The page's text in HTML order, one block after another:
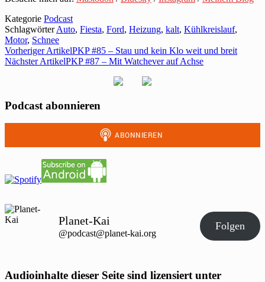
Kategorie Podcast
SchlagwörterAuto, Fiesta, Ford, Heizung, kalt, Kühlkreislauf,
Motor, Schnee
Vorheriger ArtikelPKP #85 – Stau und kein Klo weit und breit
Nächster ArtikelPKP #87 – Mit Watchever auf Achse
Podcast abonnieren
Planet-Kai
@podcast@planet-kai.org
Folgen
Audioinhalte dieser Seite sind lizensiert unter